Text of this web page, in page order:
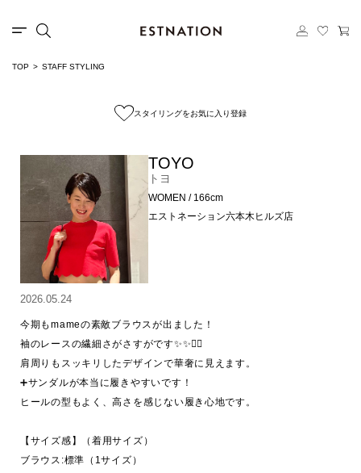
TOP STAFF STYLING
スタイリングをお気に入り登録
TOYO
トヨ
WOMEN / 166cm
エストネーション六本木ヒルズ店
2026.05.24
今期もmameの素敵ブラウスが出ました！
袖のレースの繊細さがさすがです✨✨👍🏻
肩周りもスッキリしたデザインで華奢に見えます。
➕サンダルが本当に履きやすいです！
ヒールの型もよく、高さを感じない履き心地です。
【サイズ感】（着用サイズ）
ブラウス:標準（1サイズ）